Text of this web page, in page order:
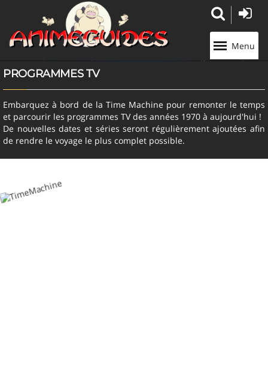
Menu
PROGRAMMES TV
Embarquez à bord de la Time Machine pour remonter le temps
et parcourir les programmes TV des années 1970 à aujourd'hui !
De nouvelles dates et séries seront régulièrement ajoutées afin
de rendre le voyage le plus complet possible.
Panneau de gestion des cookies